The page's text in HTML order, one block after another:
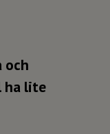
och
ha lite